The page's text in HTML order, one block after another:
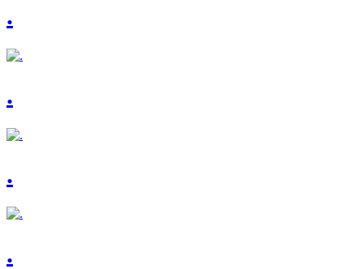
.
.
.
.